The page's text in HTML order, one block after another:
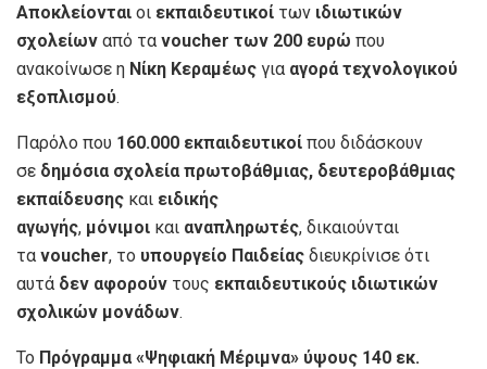
Αποκλείονται οι εκπαιδευτικοί των ιδιωτικών
σχολείων από τα voucher των 200 ευρώ που
ανακοίνωσε η Νίκη Κεραμέως για αγορά τεχνολογικού
εξοπλισμού.
Παρόλο που 160.000 εκπαιδευτικοί που διδάσκουν
σε δημόσια σχολεία πρωτοβάθμιας, δευτεροβάθμιας
εκπαίδευσης και ειδικής
αγωγής, μόνιμοι και αναπληρωτές, δικαιούνται
τα voucher, το υπουργείο Παιδείας διευκρίνισε ότι
αυτά δεν αφορούν τους εκπαιδευτικούς ιδιωτικών
σχολικών μονάδων.
Το Πρόγραμμα «Ψηφιακή Μέριμνα» ύψους 140 εκ.